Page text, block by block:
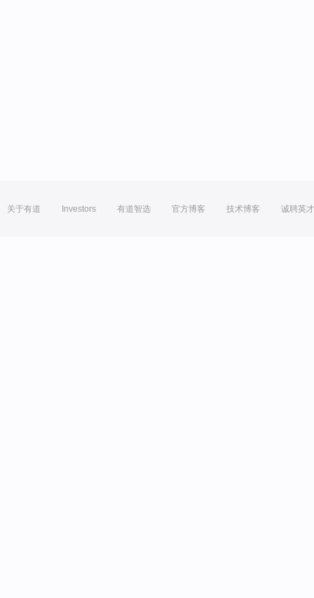
关于有道 Investors 有道智选 官方博客 技术博客 诚聘英才